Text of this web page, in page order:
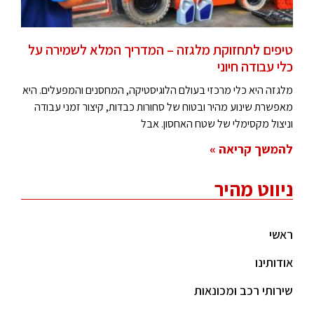
טיפים לתחזוקת מלגזה – המדריך המלא לשמירה על
כלי עבודה חיוני
מלגזה היא כלי מרכזי בעולם הלוגיסטיקה, המחסנים והמפעלים. היא
מאפשרת שינוע מהיר ובטוח של סחורות כבדות, קיצור זמני עבודה
וניצול מקסימלי של שטח האחסון. אבל
להמשך קריאה »
ניווט מהיר
ראשי
אודותינו
שירותי רכב ומכונאות